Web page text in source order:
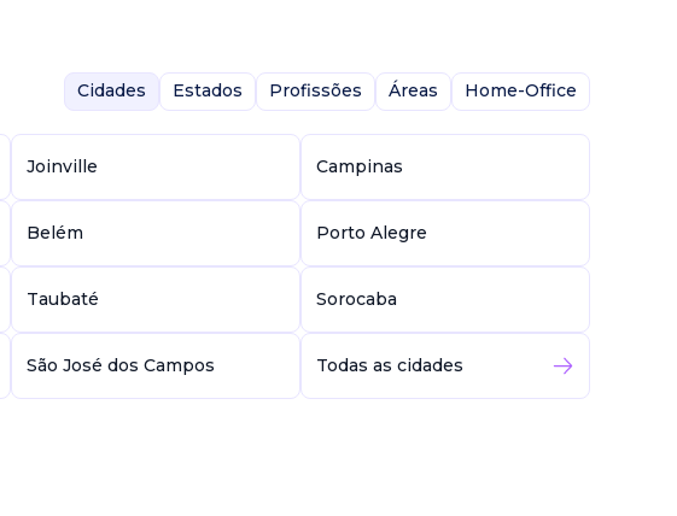
Cidades Estados Profissões Áreas Home-Office
Joinville Campinas
Belém Porto Alegre
Taubaté Sorocaba
São José dos Campos Todas as cidades